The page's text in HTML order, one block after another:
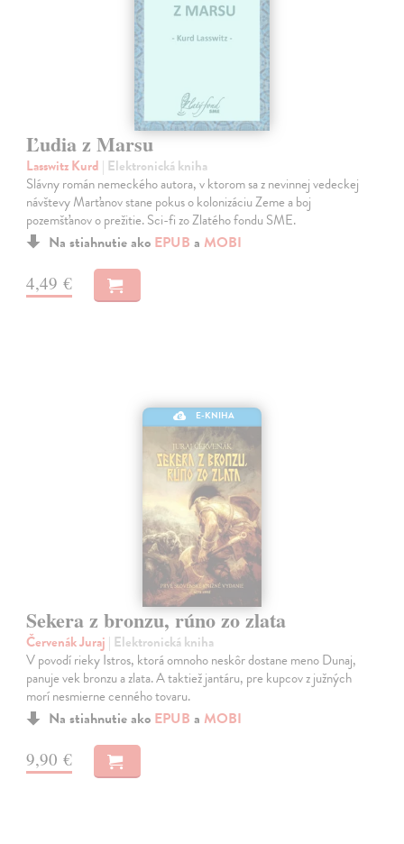
Ľudia z Marsu
Lasswitz Kurd | Elektronická kniha
Slávny román nemeckého autora, v ktorom sa z nevinnej vedeckej
návštevy Marťanov stane pokus o kolonizáciu Zeme a boj
pozemšťanov o prežitie. Sci-fi zo Zlatého fondu SME.
Na stiahnutie ako EPUB a MOBI
4,49 €
E-KNIHA
Sekera z bronzu, rúno zo zlata
Červenák Juraj | Elektronická kniha
V povodí rieky Istros, ktorá omnoho neskôr dostane meno Dunaj,
panuje vek bronzu a zlata. A taktiež jantáru, pre kupcov z južných
morí nesmierne cenného tovaru.
Na stiahnutie ako EPUB a MOBI
9,90 €